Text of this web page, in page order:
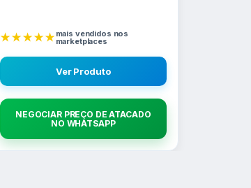
★★★★★mais vendidos nos
marketplaces
Ver Produto
NEGOCIAR PREÇO DE ATACADO
NO WHATSAPP